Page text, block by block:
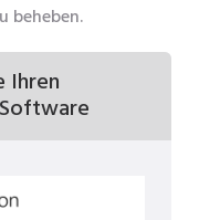
beheben.
Ihren